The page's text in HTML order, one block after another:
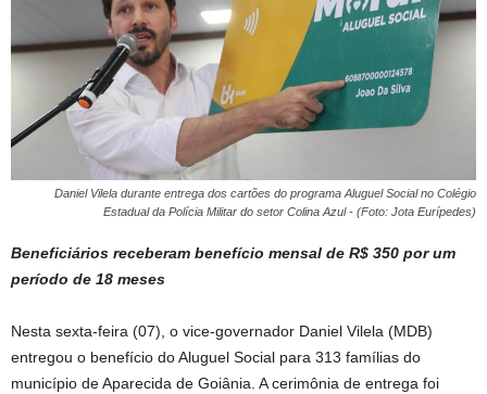
Daniel Vilela durante entrega dos cartões do programa Aluguel Social no Colégio
Estadual da Polícia Militar do setor Colina Azul - (Foto: Jota Eurípedes)
Beneficiários receberam benefício mensal de R$ 350 por um
período de 18 meses
Nesta sexta-feira (07), o vice-governador Daniel Vilela (MDB)
entregou o benefício do Aluguel Social para 313 famílias do
município de Aparecida de Goiânia. A cerimônia de entrega foi